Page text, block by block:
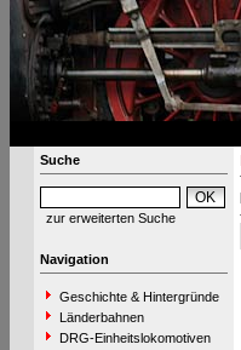
Suche
zur erweiterten Suche
Navigation
Geschichte & Hintergründe
Länderbahnen
DRG-Einheitslokomotiven